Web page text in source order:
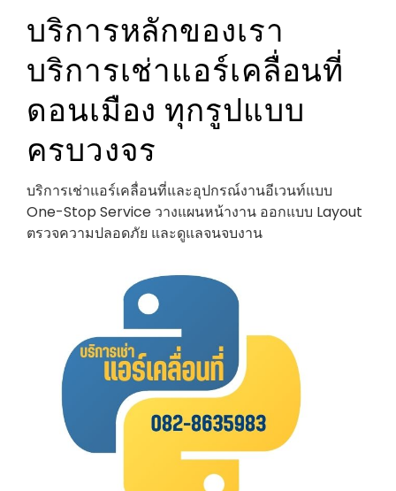
บริการหลักของเรา
บริการเช่าแอร์เคลื่อนที่
ดอนเมือง ทุกรูปแบบ
ครบวงจร
บริการเช่าแอร์เคลื่อนที่และอุปกรณ์งานอีเวนท์แบบ
One-Stop Service วางแผนหน้างาน ออกแบบ Layout
ตรวจความปลอดภัย และดูแลจนจบงาน